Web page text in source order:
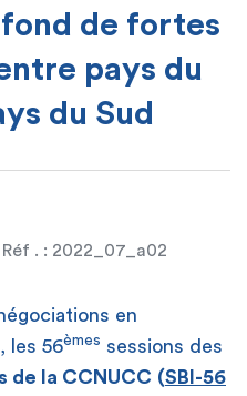
de fortes
pays du
du Sud
Réf . : 2022_07_a02
en
les 56èmes sessions des
de la CCNUCC (SBI-56